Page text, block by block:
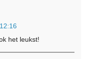
het leukst!